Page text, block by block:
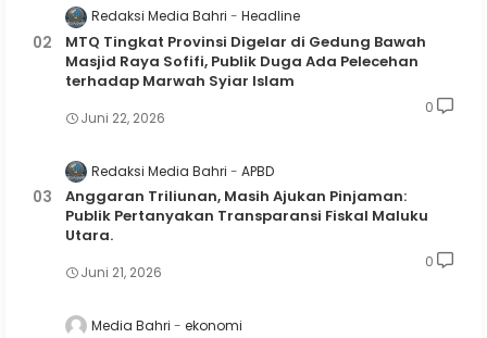
Redaksi Media Bahri Headline
MTQ Tingkat Provinsi Digelar di Gedung Bawah
Masjid Raya Sofifi, Publik Duga Ada Pelecehan
terhadap Marwah Syiar Islam
Juni 22, 2026
0
Redaksi Media Bahri APBD
Anggaran Triliunan, Masih Ajukan Pinjaman:
Publik Pertanyakan Transparansi Fiskal Maluku
Utara.
Juni 21, 2026
0
Media Bahri ekonomi